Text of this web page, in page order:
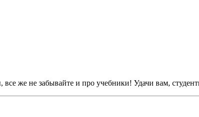
же не забывайте и про учебники! Удачи вам,